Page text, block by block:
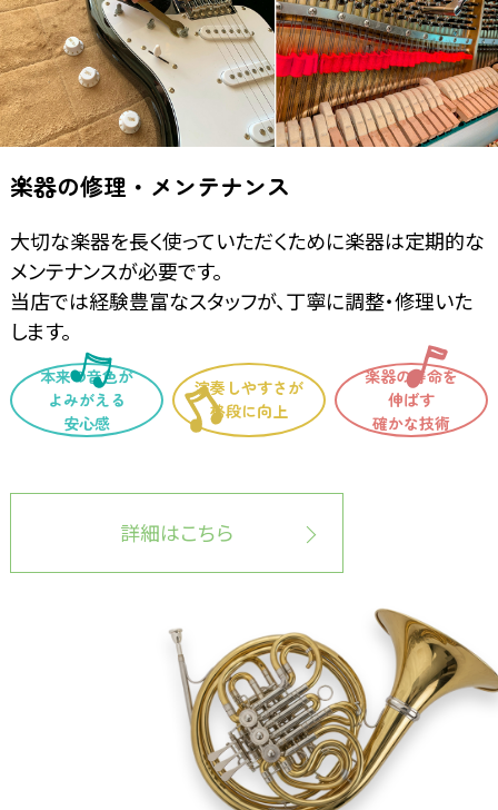
楽器の修理・メンテナンス
大切な楽器を長く使っていただくために楽器は定期的な
メンテナンスが必要です。
当店では経験豊富なスタッフが、丁寧に調整・修理いた
します。
本来の音色が
よみがえる
安心感
演奏しやすさが
格段に向上
楽器の寿命を
伸ばす
確かな技術
詳細はこちら